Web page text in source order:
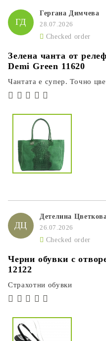
ГД
Гергана Димчева
28.07.2026
Checked order
Зелена чанта от
Demi Green 11620
Чантата е супер. Точно
ДЦ
Детелина
26.07.2026
Checked order
Черни обувки с
12122
Страхотни обувки